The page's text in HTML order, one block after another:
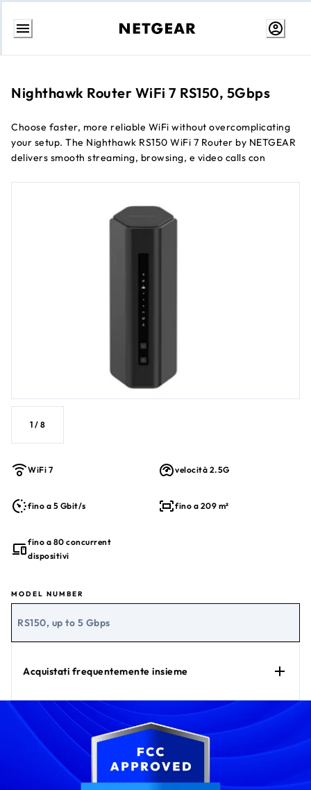
Passa
Nighthawk Router WiFi 7 RS150, 5Gbps
Choose faster, more reliable WiFi without overcomplicating
your setup. The Nighthawk RS150 WiFi 7 Router by NETGEAR
delivers smooth streaming, browsing, e video calls con
devices running seamlessly.
Up to 5Gbps Doppia Banda WiFi 7 speeds
Lower latency e better efficiency than WiFi 6
Built-in security con WPA3, Guest WiFi, VPN
BE5000 WiFi 7 Performance
1 / 8
WiFi 7 velocità 2.5G
fino a 5 Gbit/s fino a 209 m²
fino a 80 concurrent
dispositivi
MODEL NUMBER
RS150, up to 5 Gbps
Acquistati frequentemente insieme